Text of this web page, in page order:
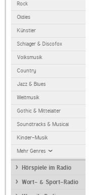
Rock
Oldies
Künstler
Schlager & Discofox
Volksmusik
Country
Jazz & Blues
Weltmusik
Gothic & Mittelalter
Soundtracks & Musical
Kinder-Musik
Mehr Genres
Hörspiele im Radio
Wort- & Sport-Radio